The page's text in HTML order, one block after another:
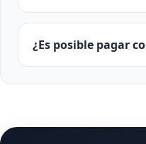
¿Es posible pagar